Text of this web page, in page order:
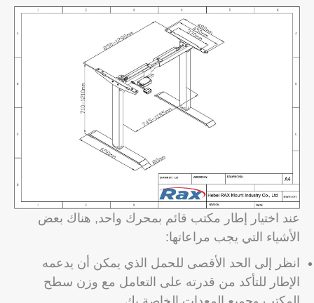
عند اختيار إطار مكتب قائم بمحرك واحد, هناك بعض
الأشياء التي يجب مراعاتها:
انظر إلى الحد الأقصى للحمل الذي يمكن أن يدعمه
الإطار للتأكد من قدرته على التعامل مع وزن سطح